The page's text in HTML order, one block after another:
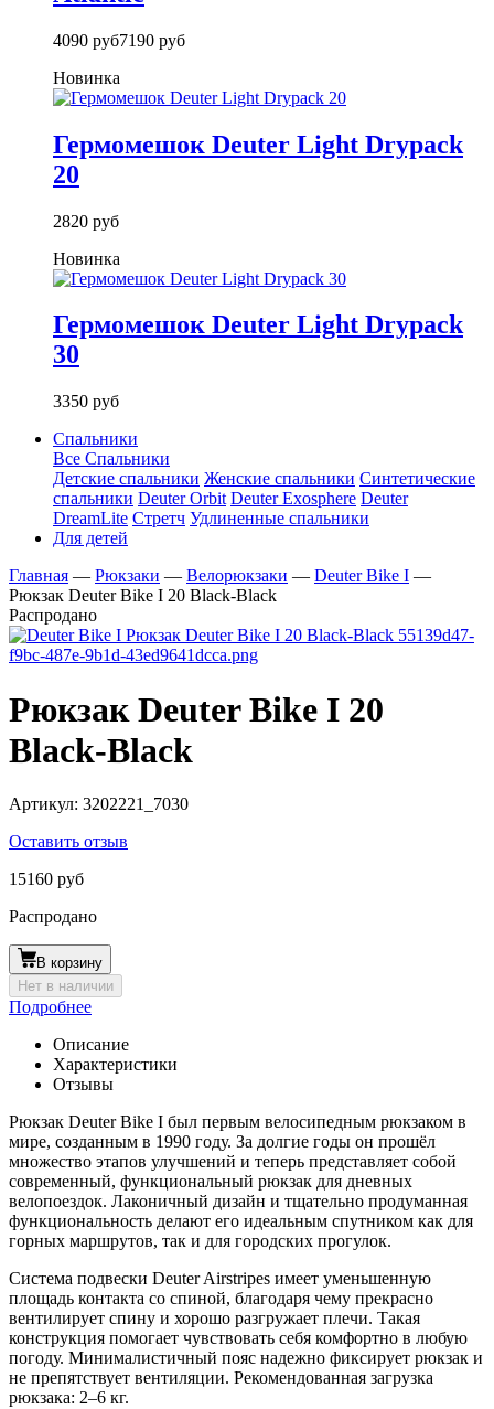
4090 руб7190 руб
Новинка
Гермомешок Deuter Light Drypack
20
2820 руб
Новинка
Гермомешок Deuter Light Drypack
30
3350 руб
Спальники
Все Спальники
Детские спальники Женские спальники Синтетические
спальники Deuter Orbit Deuter Exosphere Deuter
DreamLite Стретч Удлиненные спальники
Для детей
Главная — Рюкзаки — Велорюкзаки — Deuter Bike I —
Рюкзак Deuter Bike I 20 Black-Black
Распродано
Рюкзак Deuter Bike I 20
Black-Black
Артикул: 3202221_7030
Оставить отзыв
15160 руб
Распродано
В корзину
Нет в наличии
Подробнее
Описание
Характеристики
Отзывы
Рюкзак Deuter Bike I был первым велосипедным рюкзаком в
мире, созданным в 1990 году. За долгие годы он прошёл
множество этапов улучшений и теперь представляет собой
современный, функциональный рюкзак для дневных
велопоездок. Лаконичный дизайн и тщательно продуманная
функциональность делают его идеальным спутником как для
горных маршрутов, так и для городских прогулок.
Система подвески Deuter Airstripes имеет уменьшенную
площадь контакта со спиной, благодаря чему прекрасно
вентилирует спину и хорошо разгружает плечи. Такая
конструкция помогает чувствовать себя комфортно в любую
погоду. Минималистичный пояс надежно фиксирует рюкзак и
не препятствует вентиляции. Рекомендованная загрузка
рюкзака: 2–6 кг.